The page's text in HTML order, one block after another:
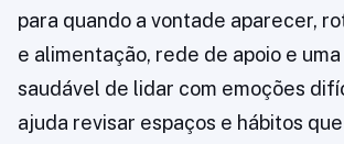
para quando a vontade aparecer,
e alimentação, rede de apoio e
saudável de lidar com emoções
ajuda revisar espaços e hábitos